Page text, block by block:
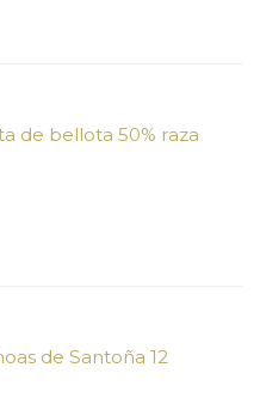
de bellota 50% raza
de Santoña 12